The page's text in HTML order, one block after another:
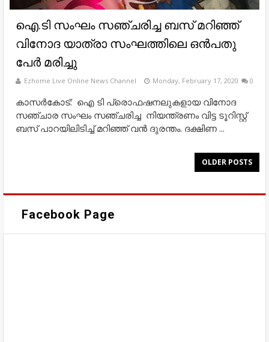
ഐ.ടി സംഘം സഞ്ചരിച്ച ബസ് മറിഞ്ഞ്
വിനോദ യാത്രാ സംഘത്തിലെ ഒൻപതു
പേർ മരിച്ചു
Ezhome Live Online News Channel Monday, February 17, 2020 0
കാസർകോട്: ഐ ടി പ്രൊഫഷനലുകളായ വിനോദ
സഞ്ചാര സംഘം സഞ്ചരിച്ച നിയന്ത്രണം വിട്ട ടൂറിസ്റ്റ്
ബസ് പാറയിലിടിച്ച് മറിഞ്ഞ് വൻ ദുരന്തം. ദക്ഷിണ ...
OLDER POSTS
Facebook Page